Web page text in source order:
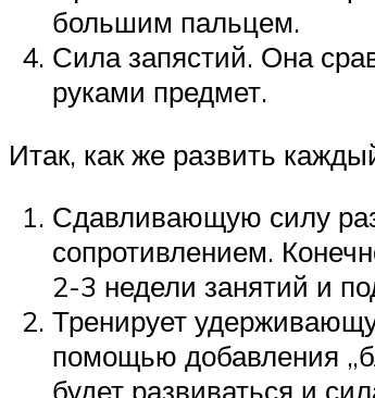
большим пальцем.
Сила запястий. Она
руками предмет.
Итак, как же развить
Сдавливающую силу
сопротивлением.
2-3 недели занятий и
Тренирует
помощью добавления
будет развиваться и